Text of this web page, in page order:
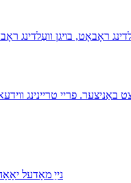
איבער 18000 איינהייטן פארקויפט און גרויסע לויב
נייַ מאָדעל